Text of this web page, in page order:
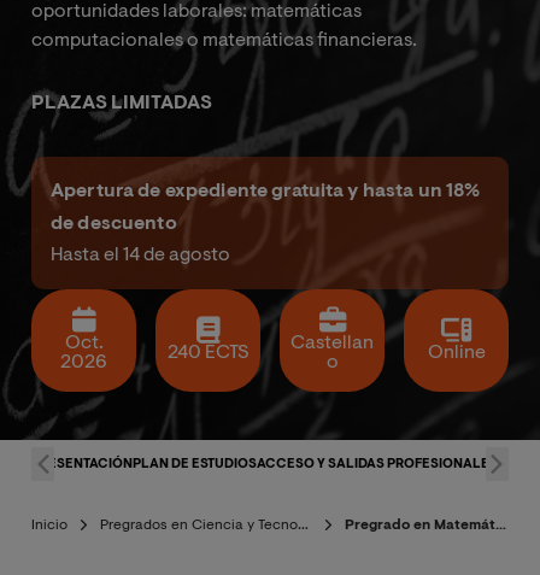
INT
oportunidades laborales: matemáticas
computacionales o matemáticas financieras.
PLAZAS LIMITADAS
Oct.
2026
240 ECTS
Castellan
o
Online
Apertura de expediente gratuita y hasta un 18%
de descuento
Hasta el 14 de agosto
PRESENTACIÓNPLAN DE ESTUDIOSACCESO Y SALIDAS PROFESIONALES
Inicio Pregrados en Ciencia y Tecnología Pregrado en Matemáticas